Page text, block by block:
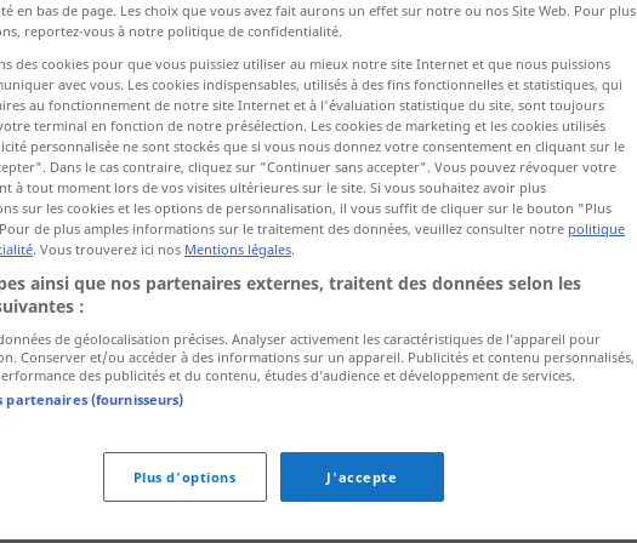
traduction)
bzw.
fondaco REG
en bas de page. Les choix que vous avez fait aurons un effet sur notre ou nos Site Web. Pour plus
reportez-vous à notre politique de confidentialité.
des cookies pour que vous puissiez utiliser au mieux notre site Internet et que nous puissions
avec vous. Les cookies indispensables, utilisés à des fins fonctionnelles et statistiques, qui
au fonctionnement de notre site Internet et à l'évaluation statistique du site, sont toujours
terminal en fonction de notre présélection. Les cookies de marketing et les cookies utilisés
personnalisée ne sont stockés que si vous nous donnez votre consentement en cliquant sur le
Dans le cas contraire, cliquez sur "Continuer sans accepter". Vous pouvez révoquer votre
à tout moment lors de vos visites ultérieures sur le site. Si vous souhaitez avoir plus
sur les cookies et les options de personnalisation, il vous suffit de cliquer sur le bouton "Plus
de plus amples informations sur le traitement des données, veuillez consulter notre politique
. Vous trouverez ici nos Mentions légales.
ainsi que nos partenaires externes, traitent des données selon les
:
de géolocalisation précises. Analyser activement les caractéristiques de l’appareil pour
Conserver et/ou accéder à des informations sur un appareil. Publicités et contenu personnalisés,
des publicités et du contenu, études d’audience et développement de services.
partenaires (fournisseurs)
Plus d'options J'accepte